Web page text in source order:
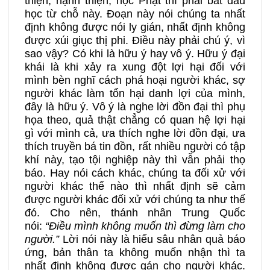
học từ chỗ này. Đoạn này nói chúng ta nhất
định không được nói ly gián, nhất định không
được xúi giục thị phi. Điều này phải chú ý, vì
sao vậy? Có khi là hữu ý hay vô ý. Hữu ý đại
khái là khi xảy ra xung đột lợi hại đối với
mình bèn nghĩ cách phá hoại người khác, sợ
người khác làm tổn hại danh lợi của mình,
đây là hữu ý. Vô ý là nghe lời đồn đại thì phụ
họa theo, quả thật chẳng có quan hệ lợi hại
gì với mình cả, ưa thích nghe lời đồn đại, ưa
thích truyền bá tin đồn, rất nhiều người có tập
khí này, tạo tội nghiệp này thì vẫn phải thọ
báo. Hay nói cách khác, chúng ta đối xử với
người khác thế nào thì nhất định sẽ cảm
được người khác đối xử với chúng ta như thế
đó. Cho nên, thánh nhân Trung Quốc
nói: “Điều mình không muốn thì đừng làm cho
người.”Lời nói này là hiểu sâu nhân quả báo
ứng, bản thân ta không muốn nhận thì ta
nhất định không được gán cho người khác.